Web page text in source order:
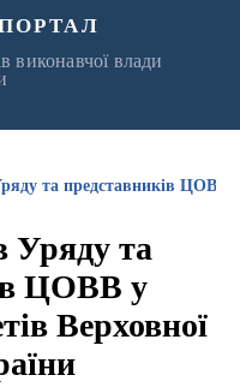
виконавчої влади
та представників ЦОВВ
Уряду та
ЦОВВ у
Верховної